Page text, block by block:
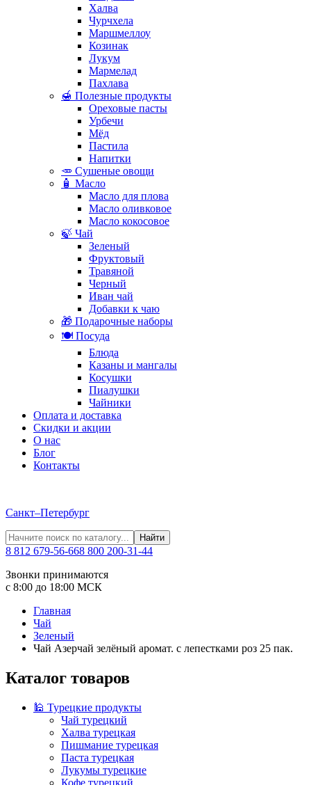
Халва
Чурчхела
Маршмеллоу
Козинак
Лукум
Мармелад
Пахлава
🍯 Полезные продукты
Ореховые пасты
Урбечи
Мёд
Пастила
Напитки
🥕 Сушеные овощи
🧴 Масло
Масло для плова
Масло оливковое
Масло кокосовое
🍃 Чай
Зеленый
Фруктовый
Травяной
Черный
Иван чай
Добавки к чаю
🎁 Подарочные наборы
🍽️ Посуда
Блюда
Казаны и мангалы
Косушки
Пиалушки
Чайники
Оплата и доставка
Скидки и акции
О нас
Блог
Контакты
Санкт–Петербург
Найти
8 812 679-56-668 800 200-31-44
Звонки принимаются
с 8:00 до 18:00 МСК
Главная
Чай
Зеленый
Чай Азерчай зелёный аромат. с лепестками роз 25 пак.
Каталог товаров
🕌 Турецкие продукты
Чай турецкий
Халва турецкая
Пишмание турецкая
Паста турецкая
Лукумы турецкие
Кофе турецкий